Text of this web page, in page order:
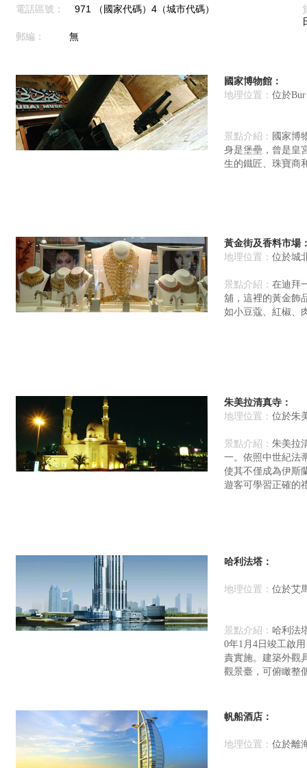
電話區號： 971 （國家代碼）4（城市代碼）
郵編： 無
國家博物館：
地理位置： 位於
景點介紹： 國家博
身是堡壘，曾是皇
生的鐵匠、珠寶商
黃金街及香料市場
地理位置： 位於城
景點介紹： 在迪拜
舖，這裡的黃金飾
如小豆蔻、紅椒、
朱美拉清真寺：
地理位置： 位於朱
景點介紹： 朱美拉
一。依照中世紀法
使其不僅成為伊斯
遊客可學習正確的
哈利法塔：
地理位置： 位於艾
景點介紹： 哈利法
0年1月4日竣工啟
責實施。建築外觀
觀景臺，可俯瞰整
帆船酒店：
地理位置： 位於離